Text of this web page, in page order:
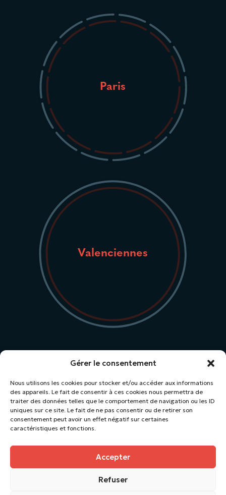
Gérer le consentement
Nous utilisons les cookies pour stocker et/ou accéder aux informations
des appareils. Le fait de consentir à ces cookies nous permettra de
traiter des données telles que le comportement de navigation ou les ID
uniques sur ce site. Le fait de ne pas consentir ou de retirer son
consentement peut avoir un effet négatif sur certaines
caractéristiques et fonctions.
Accepter
Refuser
Paris
Valenciennes
Suivez-nous